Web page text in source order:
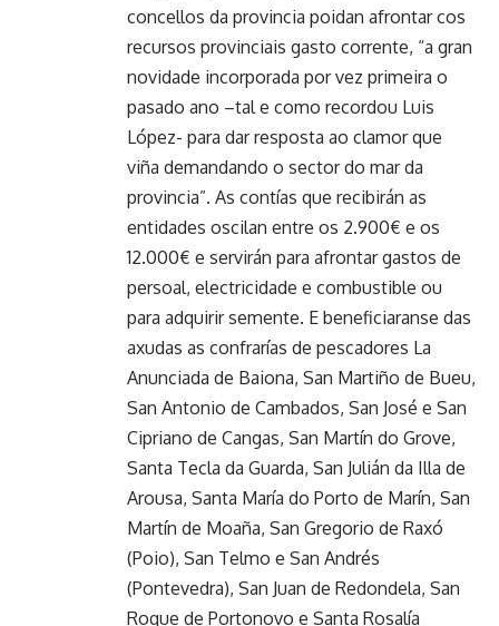
concellos da provincia poidan afrontar cos
recursos provinciais gasto corrente, “a gran
novidade incorporada por vez primeira o
pasado ano –tal e como recordou Luis
López- para dar resposta ao clamor que
viña demandando o sector do mar da
provincia”. As contías que recibirán as
entidades oscilan entre os 2.900€ e os
12.000€ e servirán para afrontar gastos de
persoal, electricidade e combustible ou
para adquirir semente. E beneficiaranse das
axudas as confrarías de pescadores La
Anunciada de Baiona, San Martiño de Bueu,
San Antonio de Cambados, San José e San
Cipriano de Cangas, San Martín do Grove,
Santa Tecla da Guarda, San Julián da Illa de
Arousa, Santa María do Porto de Marín, San
Martín de Moaña, San Gregorio de Raxó
(Poio), San Telmo e San Andrés
(Pontevedra), San Juan de Redondela, San
Roque de Portonovo e Santa Rosalía